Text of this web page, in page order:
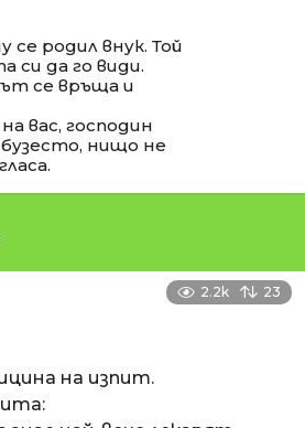
се родил внук. Той
си да го види.
се връща и
вас, господин
нищо не
2.2k 23
на изпит.